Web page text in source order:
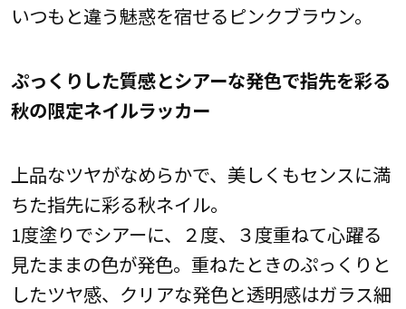
いつもと違う魅惑を宿せるピンクブラウン。
ぷっくりした質感とシアーな発色で指先を彩る
秋の限定ネイルラッカー
上品なツヤがなめらかで、美しくもセンスに満
ちた指先に彩る秋ネイル。
1度塗りでシアーに、２度、３度重ねて心躍る
見たままの色が発色。重ねたときのぷっくりと
したツヤ感、クリアな発色と透明感はガラス細